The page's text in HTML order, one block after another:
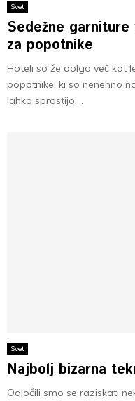
Svet
Sedežne
za popotnike
Hoteli so že dolgo več kot
popotnike, ki so nenehno
lahko sprostijo,...
Svet
Najbolj bizarna
Odločili smo se raziskati